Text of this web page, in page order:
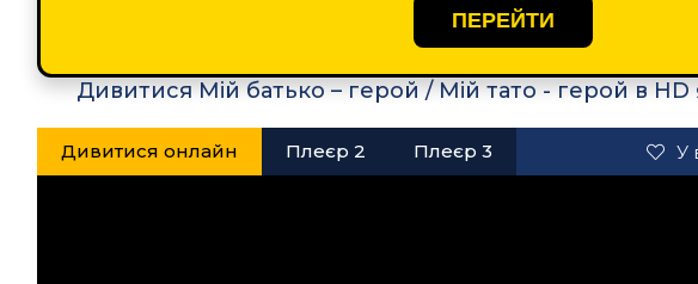
ПЕРЕЙТИ
Дивитися Мій батько – герой / Мій тато - герой в HD
Дивитися онлайн Плеєр 2 Плеєр 3 У